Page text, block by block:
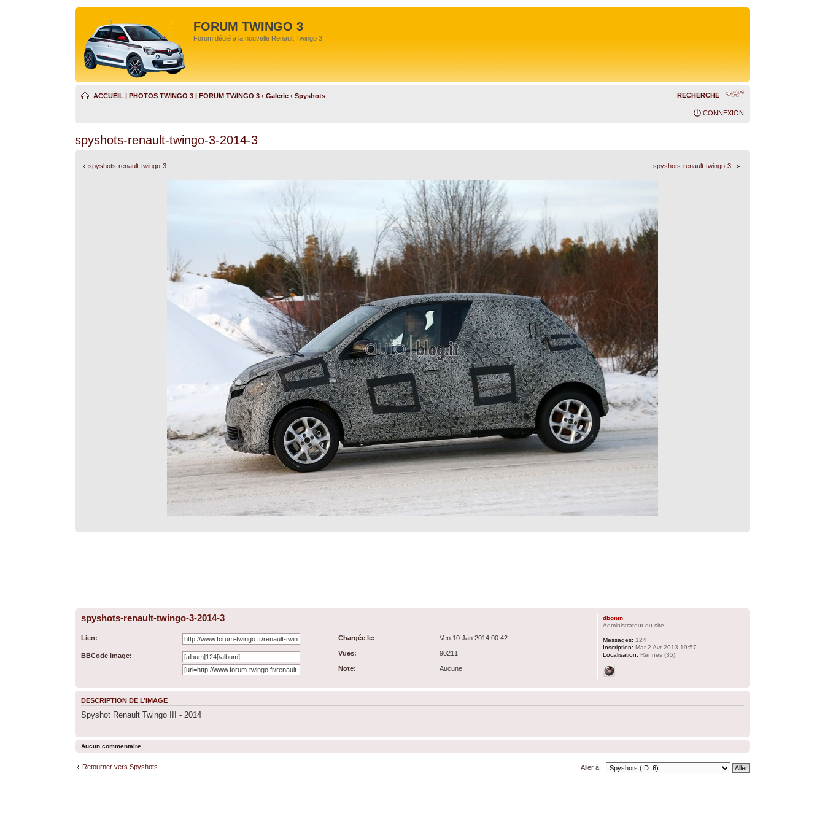
FORUM TWINGO 3
Forum dédié à la nouvelle Renault Twingo 3
ACCUEIL | PHOTOS TWINGO 3 | FORUM TWINGO 3 ‹ Galerie ‹ Spyshots RECHERCHE
CONNEXION
spyshots-renault-twingo-3-2014-3
spyshots-renault-twingo-3... spyshots-renault-twingo-3...
spyshots-renault-twingo-3-2014-3
Chargée le: Ven 10 Jan 2014 00:42
Lien:
Vues: 90211
BBCode image:
Note:
Aucune
dbonin
Administrateur du site
Messages: 124
Inscription: Mar 2 Avr 2013 19:57
Localisation: Rennes (35)
DESCRIPTION DE L’IMAGE
Spyshot Renault Twingo III - 2014
Aucun commentaire
Retourner vers Spyshots Aller à: